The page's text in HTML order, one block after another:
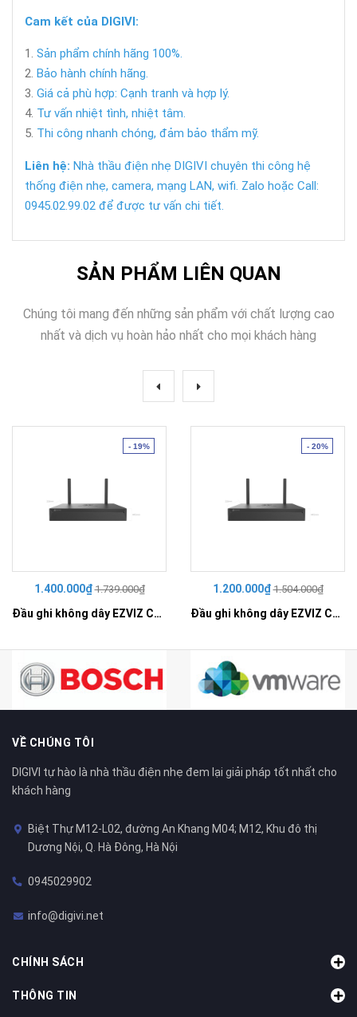
Cam kết của DIGIVI:
Sản phẩm chính hãng 100%.
Bảo hành chính hãng.
Giá cả phù hợp: Cạnh tranh và hợp lý.
Tư vấn nhiệt tình, nhiệt tâm.
Thi công nhanh chóng, đảm bảo thẩm mỹ.
Liên hệ: Nhà thầu điện nhẹ DIGIVI chuyên thi công hệ
thống điện nhẹ, camera, mạng LAN, wifi. Zalo hoặc Call:
0945.02.99.02 để được tư vấn chi tiết.
SẢN PHẨM LIÊN QUAN
Chúng tôi mang đến những sản phẩm với chất lượng cao
nhất và dịch vụ hoàn hảo nhất cho mọi khách hàng
- 19%
1.400.000₫1.739.000₫
Đầu ghi không dây EZVIZ CS-X5S-R100-8W
- 20%
1.200.000₫1.504.000₫
Đầu ghi không dây EZVIZ CS-X5S-R100-4W
VỀ CHÚNG TÔI
DIGIVI tự hào là nhà thầu điện nhẹ đem lại giải pháp tốt nhất cho
khách hàng
Biệt Thự M12-L02, đường An Khang M04; M12, Khu đô thị
Dương Nội, Q. Hà Đông, Hà Nội
0945029902
info@digivi.net
CHÍNH SÁCH
THÔNG TIN